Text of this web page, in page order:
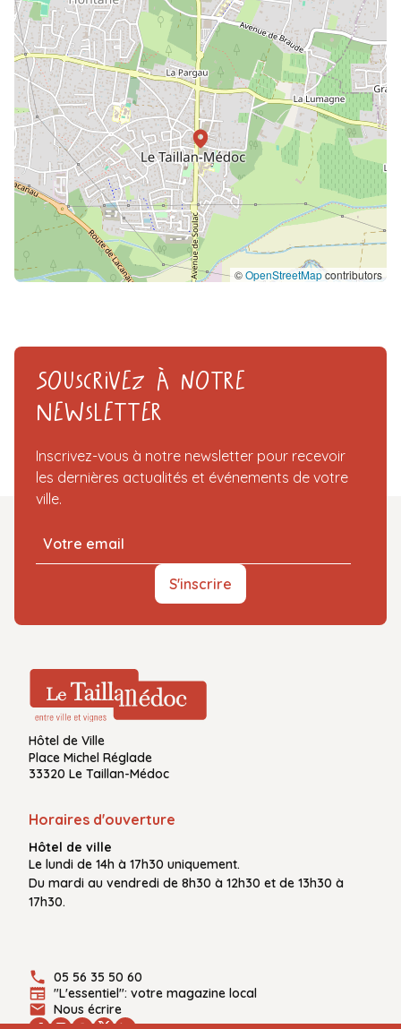
©OpenStreetMapcontributors
Souscrivez à notre
Newsletter
Inscrivez-vous à notre newsletter pour recevoir
les dernières actualités et événements de votre
ville.
S'inscrire
Hôtel de Ville
Place Michel Réglade
33320 Le Taillan-Médoc
Horaires d'ouverture
Hôtel de ville
Le lundi de 14h à 17h30 uniquement.
Du mardi au vendredi de 8h30 à 12h30 et de 13h30 à
17h30.
05 56 35 50 60
"L'essentiel": votre magazine local
Nous écrire